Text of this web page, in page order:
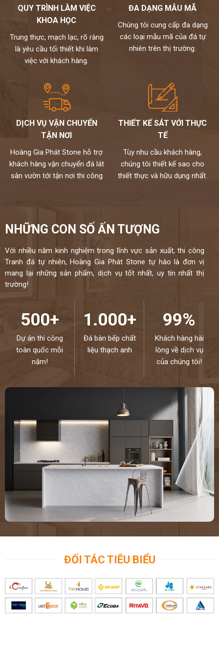
QUY TRÌNH LÀM VIỆC
KHOA HỌC
Trung thực, mạch lạc, rõ ràng
là yêu cầu tối thiết khi làm
việc với khách hàng.
ĐA DẠNG MẪU MÃ
Chúng tôi cung cấp đa dạng
các loại mẫu mã của đá tự
nhiên trên thị trường.
DỊCH VỤ VẬN CHUYỂN
TẬN NƠI
Hoàng Gia Phát Stone hỗ trợ
khách hàng vận chuyển đá lát
sân vườn tới tận nơi thi công
THIẾT KẾ SÁT VỚI THỰC
TẾ
Tùy nhu cầu khách hàng,
chúng tôi thiết kế sao cho
thiết thực và hữu dụng nhất.
NHỮNG CON SỐ ẤN TƯỢNG
Với nhiều năm kinh nghiệm trong lĩnh vực sản xuất, thi công
Tranh đá tự nhiên, Hoàng Gia Phát Stone tự hào là đơn vị
mang lại những sản phẩm, dịch vụ tốt nhất, uy tín nhất thị
trường!
500+
Dự án thi công
toàn quốc mỗi
năm!
1.000+
Đá bàn bếp chất
liệu thạch anh
99%
Khách hàng hài
lòng về dịch vụ
của chúng tôi!
ĐỐI TÁC TIÊU BIỂU